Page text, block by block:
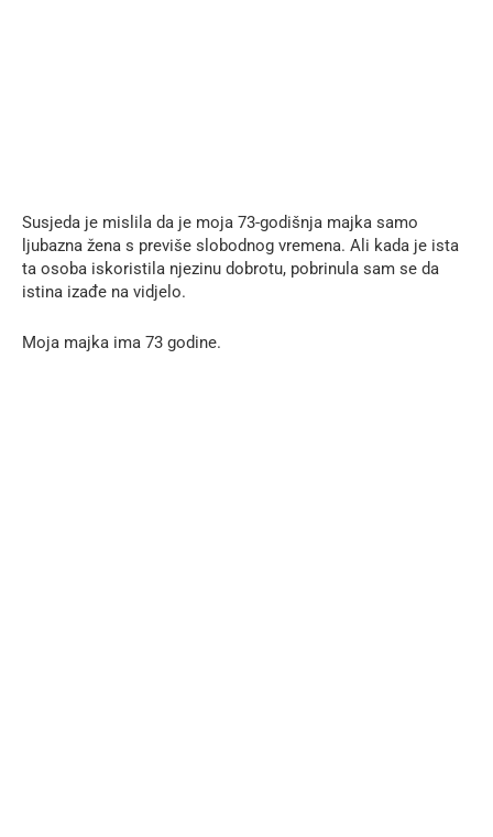
Susjeda je mislila da je moja 73-godišnja majka samo
ljubazna žena s previše slobodnog vremena. Ali kada je ista
ta osoba iskoristila njezinu dobrotu, pobrinula sam se da
istina izađe na vidjelo.
Moja majka ima 73 godine.